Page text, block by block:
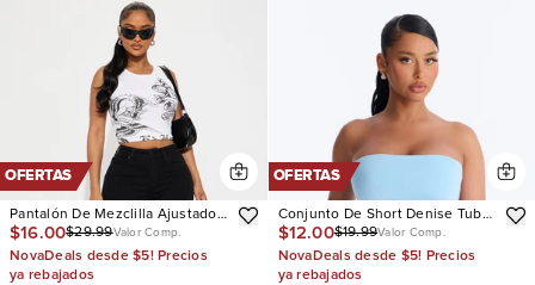
OFERTAS
Pantalón De Mezclilla Ajustado
Con Stretch Tall Vibe Check
Curvy
$16.00$29.99Valor Comp.
NovaDeals desde $5! Precios
ya rebajados
OFERTAS
Conjunto De Short Denise Tube
Top
$12.00$19.99Valor Comp.
NovaDeals desde $5! Precios
ya rebajados